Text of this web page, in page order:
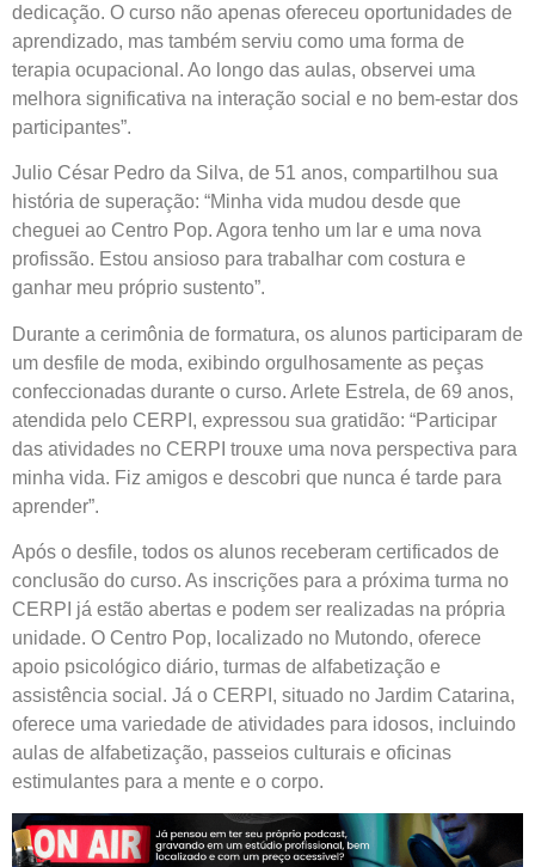
dedicação. O curso não apenas ofereceu oportunidades de
aprendizado, mas também serviu como uma forma de
terapia ocupacional. Ao longo das aulas, observei uma
melhora significativa na interação social e no bem-estar dos
participantes”.
Julio César Pedro da Silva, de 51 anos, compartilhou sua
história de superação: “Minha vida mudou desde que
cheguei ao Centro Pop. Agora tenho um lar e uma nova
profissão. Estou ansioso para trabalhar com costura e
ganhar meu próprio sustento”.
Durante a cerimônia de formatura, os alunos participaram de
um desfile de moda, exibindo orgulhosamente as peças
confeccionadas durante o curso. Arlete Estrela, de 69 anos,
atendida pelo CERPI, expressou sua gratidão: “Participar
das atividades no CERPI trouxe uma nova perspectiva para
minha vida. Fiz amigos e descobri que nunca é tarde para
aprender”.
Após o desfile, todos os alunos receberam certificados de
conclusão do curso. As inscrições para a próxima turma no
CERPI já estão abertas e podem ser realizadas na própria
unidade. O Centro Pop, localizado no Mutondo, oferece
apoio psicológico diário, turmas de alfabetização e
assistência social. Já o CERPI, situado no Jardim Catarina,
oferece uma variedade de atividades para idosos, incluindo
aulas de alfabetização, passeios culturais e oficinas
estimulantes para a mente e o corpo.